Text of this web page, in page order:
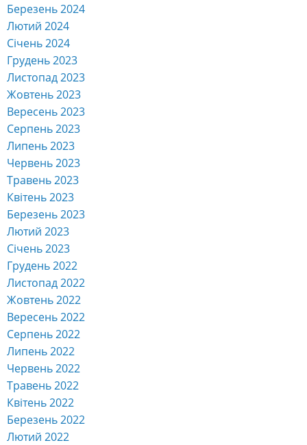
Березень 2024
Лютий 2024
Січень 2024
Грудень 2023
Листопад 2023
Жовтень 2023
Вересень 2023
Серпень 2023
Липень 2023
Червень 2023
Травень 2023
Квітень 2023
Березень 2023
Лютий 2023
Січень 2023
Грудень 2022
Листопад 2022
Жовтень 2022
Вересень 2022
Серпень 2022
Липень 2022
Червень 2022
Травень 2022
Квітень 2022
Березень 2022
Лютий 2022